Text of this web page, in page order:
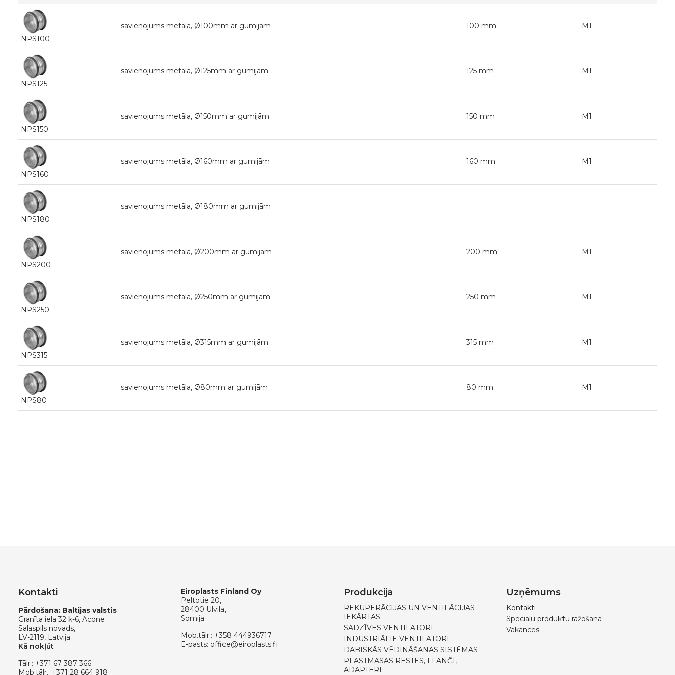
NPS100
savienojums metāla, Ø100mm ar gumijām 100 mm M1
NPS125
savienojums metāla, Ø125mm ar gumijām 125 mm M1
NPS150
savienojums metāla, Ø150mm ar gumijām 150 mm M1
NPS160
savienojums metāla, Ø160mm ar gumijām 160 mm M1
NPS180
savienojums metāla, Ø180mm ar gumijām
NPS200
savienojums metāla, Ø200mm ar gumijām 200 mm M1
NPS250
savienojums metāla, Ø250mm ar gumijām 250 mm M1
NPS315
savienojums metāla, Ø315mm ar gumijām 315 mm M1
NPS80
savienojums metāla, Ø80mm ar gumijām 80 mm M1
Kontakti
Pārdošana: Baltijas valstis
Granīta iela 32 k-6, Acone
Salaspils novads,
LV-2119, Latvija
Kā nokļūt
Tālr.: +371 67 387 366
Mob.tālr.: +371 28 664 918
Eiroplasts Finland Oy
Peltotie 20,
28400 Ulvila,
Somija
Mob.tālr.: +358 444936717
E-pasts: office@eiroplasts.fi
Produkcija
REKUPERĀCIJAS UN VENTILĀCIJAS
IEKĀRTAS
SADZĪVES VENTILATORI
INDUSTRIĀLIE VENTILATORI
DABISKĀS VĒDINĀŠANAS SISTĒMAS
PLASTMASAS RESTES, FLANČI,
ADAPTERI
Uzņēmums
Kontakti
Speciālu produktu ražošana
Vakances